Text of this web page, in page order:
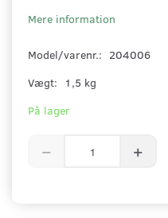
Mere information
Model/varenr.: 204006
Vægt:
1,5 kg
På lager